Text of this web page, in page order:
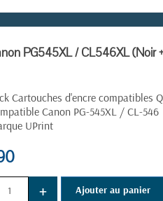
PG545XL / CL546XL (Noir
Cartouches d'encre compatibles
Canon PG-545XL / CL-546
UPrint
+ Ajouter au panier